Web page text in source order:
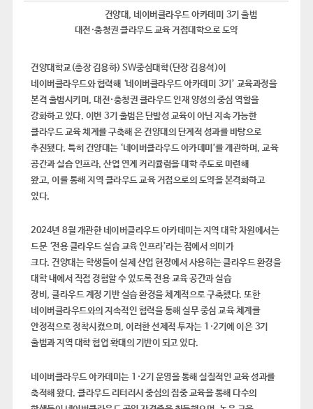
건양대 , 네이버클라우드 아카데미 3기 출범
대전 ·충청권 클라우드 교육 거점대학으로 도약
건양대학교(총장 김용하) SW중심대학(단장 김용석)이
네이버클라우드와 협력해 ‘네이버클라우드 아카데미 3기 ’ 교육과정을
본격 출범시키며 ,대전·충청권 클라우드 인재 양성의 중심 역할을
강화하고 있다. 이번3기 출범은 단발성 교육이 아닌 지속 가능한
클라우드 교육 체계를 구축해 온 건양대의 단계적 성과를 바탕으로
추진됐다.특히 건양대는 ‘네이버클라우드 아카데미 ’를 개관하며 ,교육
공간과 실습 인프라,산업 연계 커리큘럼을 대학 주도로 마련해
왔고,이를 통해 지역 클라우드 교육 거점으로의 도약을 본격화하고
있다.
2024년8월 개관한 네이버클라우드 아카데미는 지역 대학 차원에서는
드문 ‘전용 클라우드 실습 교육 인프라’라는 점에서 의미가
크다.건양대는 학생들이 실제 산업 현장에서 사용하는 클라우드 환경을
대학 내에서 직접 경험할 수 있도록 전용 교육 공간과 실습
장비 ,클라우드 계정 기반 실습 환경을 체계적으로 구축했다.또한
네이버클라우드와의 지속적인 협력을 통해 실무 중심 교육 체계를
안정적으로 정착시켰으며 ,이러한 선제적 투자는 1·2기에 이은 3기
출범과 지역 대학 협업 확대의 기반이 되고 있다.
네이버클라우드 아카데미는 1·2기 운영을 통해 실질적인 교육 성과를
축적해 왔다.클라우드 리터러시 중심의 집중 교육을 통해 다수의